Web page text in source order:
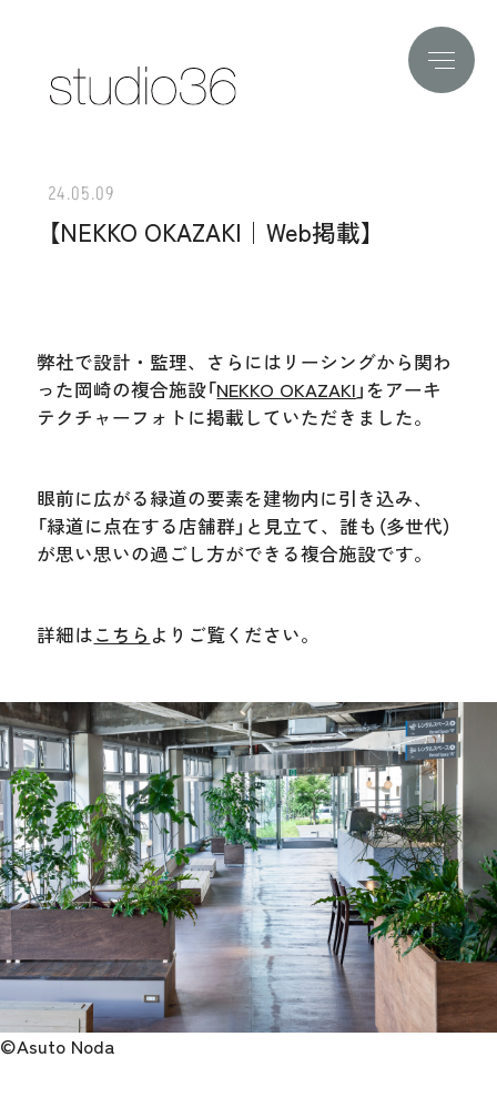
24.05.09
【NEKKO OKAZAKI｜Web掲載】
弊社で設計・監理、さらにはリーシングから関わ
った岡崎の複合施設「NEKKO OKAZAKI 」をアーキ
テクチャーフォトに掲載していただきました。
眼前に広がる緑道の要素を建物内に引き込み、
「緑道に点在する店舗群」と見立て、誰も（多世代）
が思い思いの過ごし方ができる複合施設です。
詳細はこちら よりご覧ください。
©️Asuto Noda